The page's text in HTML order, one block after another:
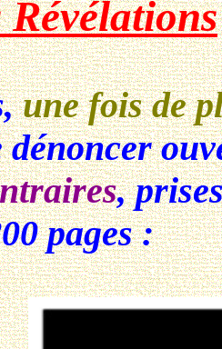
Révélations
une fois de
dénoncer
,
pages :